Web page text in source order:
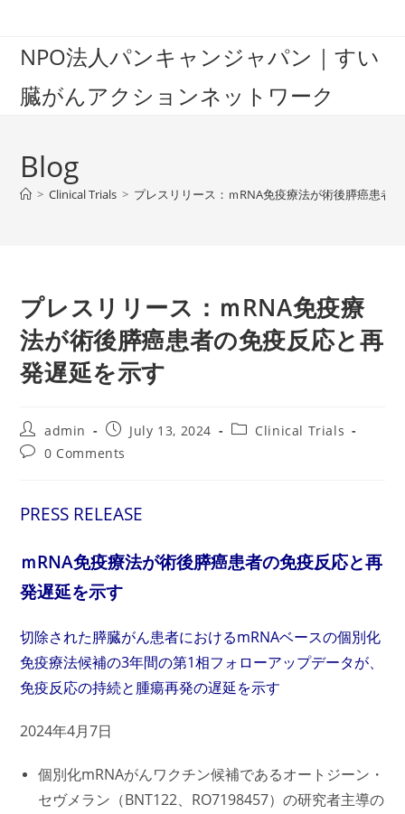
contentNPO法人パンキャンジャパン｜すい
臓がんアクションネットワーク
Blog
> Clinical Trials > プレスリリース：ｍRNA免疫療法が術後膵癌患者
プレスリリース：ｍRNA免疫療
法が術後膵癌患者の免疫反応と再
発遅延を示す
Post
author:
admin
Post
published:
July 13, 2024
PostClinical Trials
Post0 Comments
PRESS RELEASE
ｍRNA免疫療法が術後膵癌患者の免疫反応と再
発遅延を示す
切除された膵臓がん患者におけるmRNAベースの個別化
免疫療法候補の3年間の第1相フォローアップデータが、
免疫反応の持続と腫瘍再発の遅延を示す
2024年4月7日
個別化mRNAがんワクチン候補であるオートジーン・
セヴメラン（BNT122、RO7198457）の研究者主導の